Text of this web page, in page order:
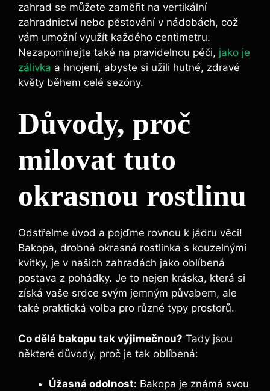
zahrad se můžete zaměřit na vertikální
zahradnictví nebo pěstování v nádobách, což
vám umožní využít každého centimetru.
Nezapomínejte také na pravidelnou péči, jako je
zálivka a hnojení, abyste si užili hutné, zdravé
květy během celé sezóny.
Důvody, proč
milovat tuto
okrasnou rostlinu
Odstřelme úvod a pojďme rovnou k jádru věci!
Bakopa, drobná okrasná rostlinka s kouzelnými
kvítky, je v našich zahradách jako oblíbená
postava z pohádky. Je to nejen kráska, která si
získá vaše srdce svým jemným půvabem, ale
také praktická volba pro různé typy prostorů.
Co dělá bakopu tak výjimečnou? Tady jsou
některé důvody, proč je tak oblíbená:
Úžasná odolnost: Bakopa je známá svou